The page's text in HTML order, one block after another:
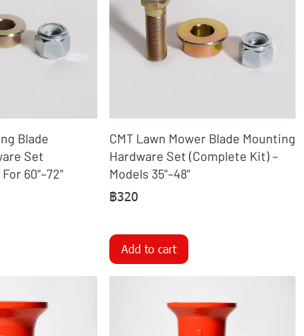
Blade
Set
60"–72"
CMT Lawn Mower Blade Mounting
Hardware Set (Complete Kit) –
Models 35"–48"
฿320
Add to cart